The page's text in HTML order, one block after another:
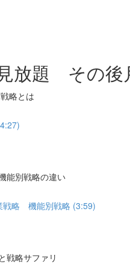
放題 その後
略とは
別戦略の違い
略 機能別戦略 (3:59)
戦略サファリ